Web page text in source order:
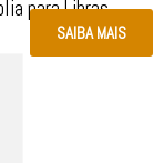
para Libras.
SAIBA MAIS